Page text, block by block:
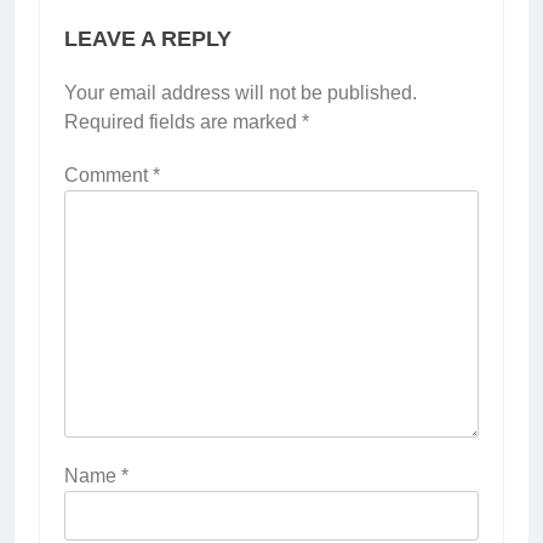
LEAVE A REPLY
Your email address will not be published.
Required fields are marked *
Comment*
Name *